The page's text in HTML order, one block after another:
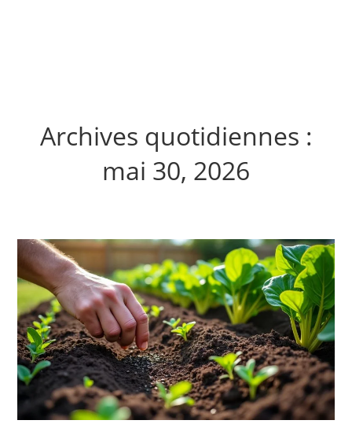
Archives quotidiennes :
mai 30, 2026